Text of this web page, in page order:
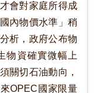
會對家庭所得成
內物價水準」稍
析，政府公布物
物資確實微幅上
關切石油動向，
OPEC國家限量